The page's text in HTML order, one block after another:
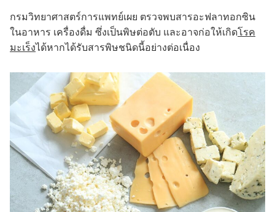
กรมวิทยาศาสตร์การแพทย์เผย ตรวจพบสารอะฟลาทอกซิน
ในอาหาร เครื่องดื่ม ซึ่งเป็นพิษต่อตับ และอาจก่อให้เกิดโรค
มะเร็งได้หากได้รับสารพิษชนิดนี้อย่างต่อเนื่อง